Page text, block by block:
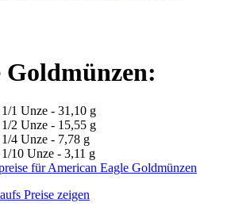
Goldmünzen:
1 Unze - 31,10 g
2 Unze - 15,55 g
4 Unze - 7,78 g
10 Unze - 3,11 g
für American Eagle Goldmünzen
Preise zeigen